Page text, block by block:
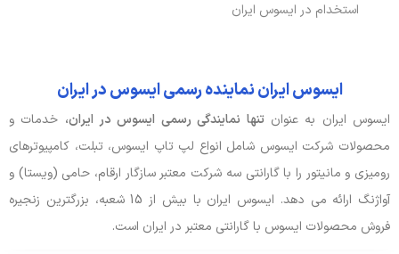
استخدام در ایسوس ایران
ایسوس ایران نماینده رسمی ایسوس در ایران
ایسوس ایران به عنوان تنها نمایندگی رسمی ایسوس در ایران، خدمات و
محصولات شرکت ایسوس شامل انواع لپ تاپ ایسوس، تبلت، کامپیوترهای
رومیزی و مانیتور را با گارانتی سه شرکت معتبر سازگار ارقام، حامی (ویستا) و
آواژنگ ارائه می دهد. ایسوس ایران با بیش از 15 شعبه، بزرگترین زنجیره
فروش محصولات ایسوس با گارانتی معتبر در ایران است.